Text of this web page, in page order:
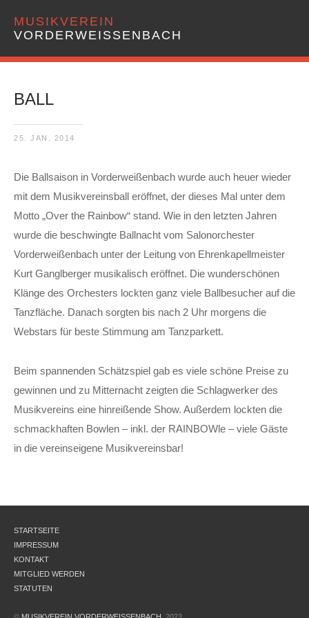
MUSIKVEREIN
VORDERWEISSENBACH
BALL
25. JAN. 2014
Die Ballsaison in Vorderweißenbach wurde auch heuer wieder
mit dem Musikvereinsball eröffnet, der dieses Mal unter dem
Motto „Over the Rainbow“ stand. Wie in den letzten Jahren
wurde die beschwingte Ballnacht vom Salonorchester
Vorderweißenbach unter der Leitung von Ehrenkapellmeister
Kurt Ganglberger musikalisch eröffnet. Die wunderschönen
Klänge des Orchesters lockten ganz viele Ballbesucher auf die
Tanzfläche. Danach sorgten bis nach 2 Uhr morgens die
Webstars für beste Stimmung am Tanzparkett.
Beim spannenden Schätzspiel gab es viele schöne Preise zu
gewinnen und zu Mitternacht zeigten die Schlagwerker des
Musikvereins eine hinreißende Show. Außerdem lockten die
schmackhaften Bowlen – inkl. der RAINBOWle – viele Gäste
in die vereinseigene Musikvereinsbar!
STARTSEITE
IMPRESSUM
KONTAKT
MITGLIED WERDEN
STATUTEN